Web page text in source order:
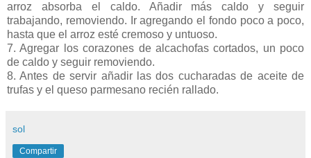
arroz absorba el caldo. Añadir más caldo y seguir
trabajando, removiendo. Ir agregando el fondo poco a poco,
hasta que el arroz esté cremoso y untuoso.
7. Agregar los corazones de alcachofas cortados, un poco
de caldo y seguir removiendo.
8. Antes de servir añadir las dos cucharadas de aceite de
trufas y el queso parmesano recién rallado.
sol
Compartir